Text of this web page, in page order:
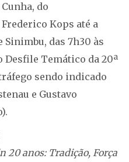
do
Kops até a
Sinimbu, das 7h30 às
Desfile Temático da 20ª
sendo indicado
e Gustavo
20 anos: Tradição, Força